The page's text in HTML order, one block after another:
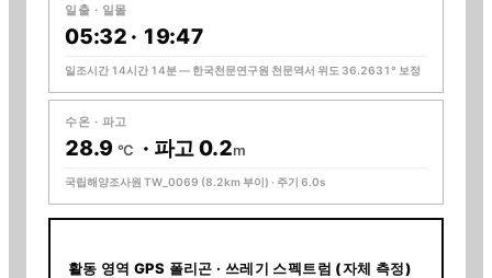
일출 · 일몰
05:32 · 19:47
일조시간 14시간 14분 — 한국천문연구원 천문역서 위도 36.2631° 보정
수온 · 파고
28.9 °C · 파고0.2m
국립해양조사원 TW_0069 (8.2km 부이) · 주기 6.0s
활동 영역 GPS 폴리곤 · 쓰레기 스펙트럼 (자체 측정)